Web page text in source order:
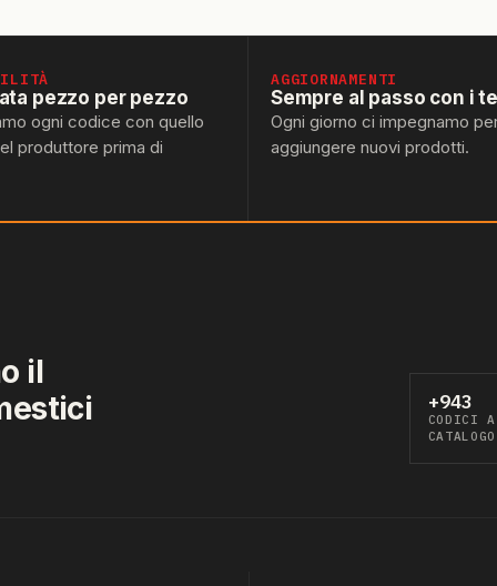
pezzo per pezzo
ogni codice con quello
produttore prima di
AGGIORNAMENTI
Sempre al passo con i
Ogni giorno ci impegnamo
aggiungere nuovi prodotti.
il
+943
CODICI A
CATALOGO